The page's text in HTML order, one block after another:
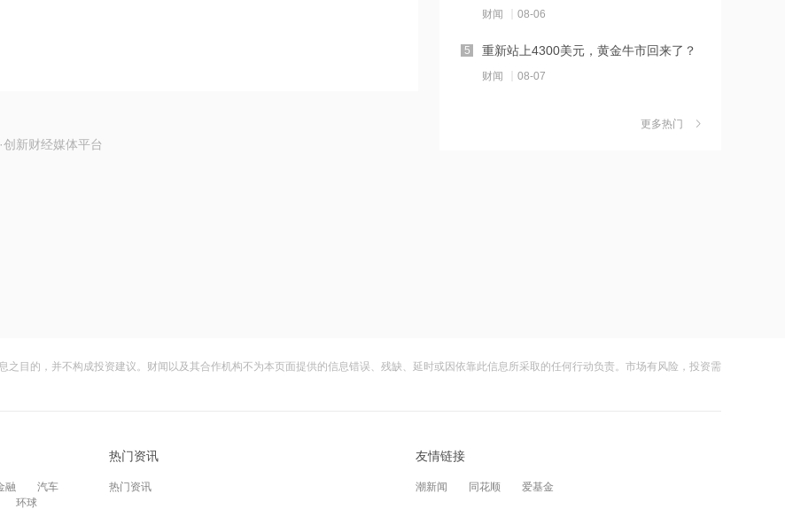
创新财经媒体平台
阳光电源：FCC政策主要限制新产品认
14:08
13:49
与？
财闻 08-06
重新站上4300美元，黄金牛市回来了？
财闻 08-07
5
四成？公司回应：设备还在安装中，谈
更多热门
目的，并不构成投资建议。财闻以及其合作机构不为本页面提供的信息错误、残缺、延时或因依靠此信息所采取的任何行动负责。市场有风险，投资需
融
汽车
环球
热门资讯
热门资讯
友情链接
潮新闻 同花顺 爱基金